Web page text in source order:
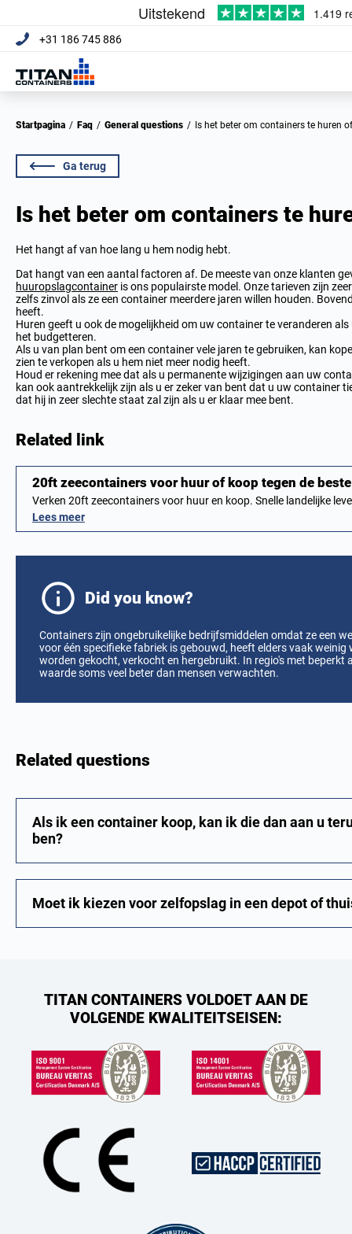
+31 186 745 886
Startpagina / Faq / General questions / Is het beter om containers te huren
Ga terug
Is het beter om containers te
Het hangt af van hoe lang u hem nodig hebt.
Dat hangt van een aantal factoren af. De meeste van onze klanten
huuropslagcontainer is ons populairste model. Onze tarieven zijn
zelfs zinvol als ze een container meerdere jaren willen houden.
heeft.
Huren geeft u ook de mogelijkheid om uw container te veranderen
het budgetteren.
Als u van plan bent om een container vele jaren te gebruiken, kan
zien te verkopen als u hem niet meer nodig heeft.
Houd er rekening mee dat als u permanente wijzigingen aan uw
kan ook aantrekkelijk zijn als u er zeker van bent dat u uw container
dat hij in zeer slechte staat zal zijn als u er klaar mee bent.
Related link
20ft zeecontainers voor huur of koop tegen de
Verken 20ft zeecontainers voor huur en koop. Snelle landelijke
Lees meer
Did you know?
Containers zijn ongebruikelijke bedrijfsmiddelen omdat ze een
voor één specifieke fabriek is gebouwd, heeft elders vaak
worden gekocht, verkocht en hergebruikt. In regio's met
waarde soms veel beter dan mensen verwachten.
Related questions
Als ik een container koop, kan ik die dan aan u
ben?
Moet ik kiezen voor zelfopslag in een depot of
TITAN CONTAINERS VOLDOET AAN DE
VOLGENDE KWALITEITSEISEN: